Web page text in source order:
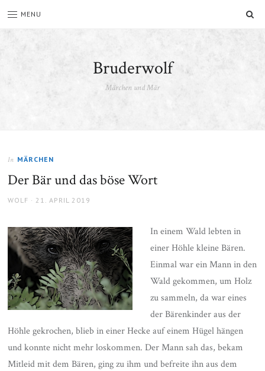
MENU
Bruderwolf
Märchen und Mär
In MÄRCHEN
Der Bär und das böse Wort
AUTHOR
WOLF
POSTED
21. APRIL 2019
In einem Wald lebten in
einer Höhle kleine Bären.
Einmal war ein Mann in den
Wald gekommen, um Holz
zu sammeln, da war eines
der Bärenkinder aus der
Höhle gekrochen, blieb in einer Hecke auf einem Hügel hängen
und konnte nicht mehr loskommen. Der Mann sah das, bekam
Mitleid mit dem Bären, ging zu ihm und befreite ihn aus dem